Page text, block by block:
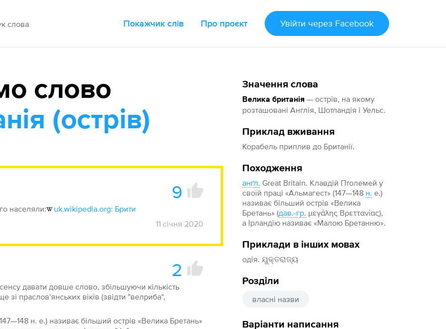
Покажчик слів Про проєкт Увійти через Facebook
Значення слова
Велика британія — острів, на якому
розташовані Англія, Шотландія і Уельс.
Приклад вживання
Корабель приплив до Британії.
Походження
анґл. Great Britain. Клавдій Птолемей у
своїй праці «Альмагест» (147—148 н. е.)
називає більший острів «Велика
Бретань» (дав.-гр. μεγάλης Βρεττανίας),
а Ірландію називає «Малою Бретанню».
Приклади в інших мовах
одія. ଯୁକ୍ତରାଜ୍ୟ
Розділи
власні назви
Варіанти написання
слово
(острів)
9
населяли:
uk.wikipedia.org: Брити
11 січня 2020
2
давати довше слово, збільшуючи кількість
праслов'янських віків (звідти "велриба",
н. е.) називає більший острів «Велика Бретань»